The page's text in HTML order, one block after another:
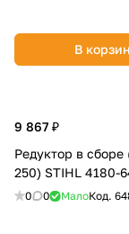
В
9 867 ₽
Редуктор в сборе
250) STIHL 4180-
0 0 МалоКод.